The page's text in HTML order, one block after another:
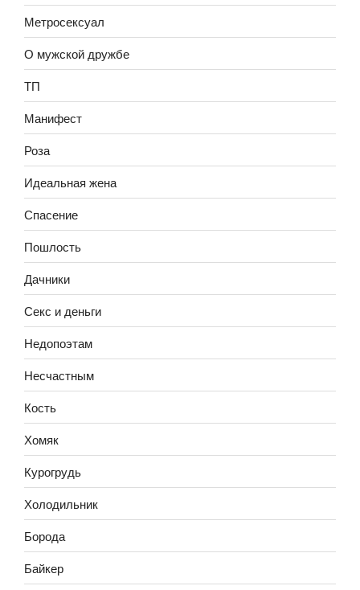
Метросексуал
О мужской дружбе
ТП
Манифест
Роза
Идеальная жена
Спасение
Пошлость
Дачники
Секс и деньги
Недопоэтам
Несчастным
Кость
Хомяк
Курогрудь
Холодильник
Борода
Байкер